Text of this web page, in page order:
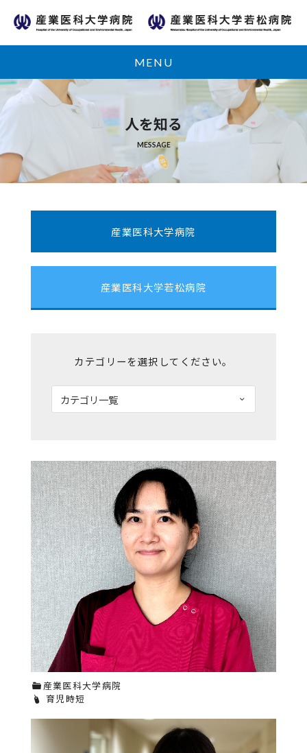
MENU
人を知る
MESSAGE
産業医科大学病院
産業医科大学若松病院
カテゴリーを選択してください。
産業医科大学病院
育児時短